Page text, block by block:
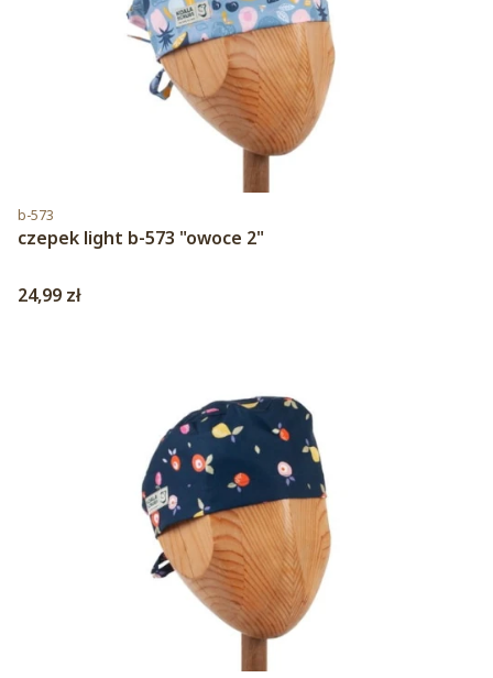
Kod produktu
b-573
czepek light b-573 "owoce 2"
Cena
24,99 zł